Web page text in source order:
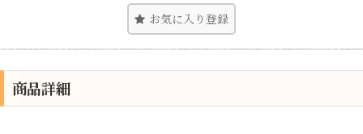
お気に入り登録
商品詳細